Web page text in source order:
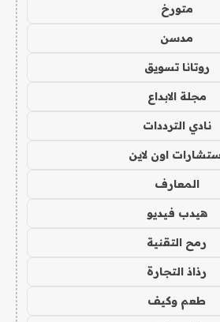
متورخ
مدسن
روتانا تسويق
مجلة الابداع
نادي الترددات
اون لاين
المعارف
هيدب فيديو
رمح التقنية
رذاذ التجارة
طعم وكيف